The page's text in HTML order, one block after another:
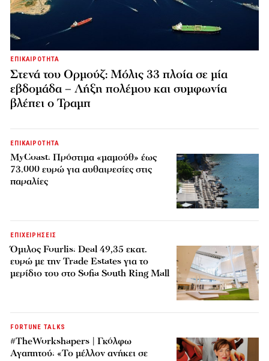
ΕΠΙΚΑΙΡΟΤΗΤΑ
Στενά του Ορμούζ: Μόλις 33 πλοία σε μία
εβδομάδα – Λήξη πολέμου και συμφωνία
βλέπει ο Τραμπ
ΕΠΙΚΑΙΡΟΤΗΤΑ
MyCoast: Πρόστιμα «μαμούθ» έως
73.000 ευρώ για αυθαιρεσίες στις
παραλίες
ΕΠΙΧΕΙΡΗΣΕΙΣ
Όμιλος Fourlis: Deal 49,35 εκατ.
ευρώ με την Trade Estates για το
μερίδιο του στο Sofia South Ring Mall
FORTUNE TALKS
#TheWorkshapers | Γκόλφω
Αγαπητού: «Το μέλλον ανήκει σε